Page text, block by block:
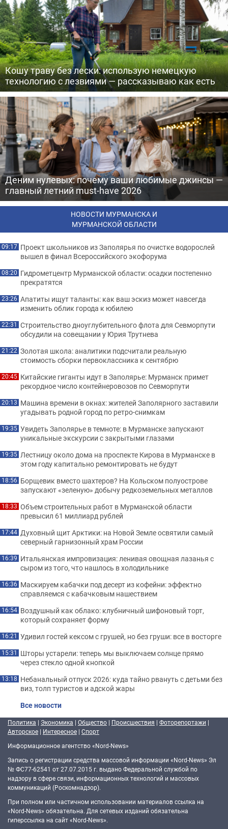
Кошу траву без лески: использую немецкую
технологию с лезвиями — рассказываю как есть
Деним нулевых: почему ваши любимые джинсы —
главный летний must-have 2026
НОВОСТИ МУРМАНСКА И
МУРМАНСКОЙ ОБЛАСТИ
09:17 Проект школьников из Заполярья по очистке водорослей
вышел в финал Всероссийского экофорума
08:20 Гидрометцентр Мурманской области: осадки постепенно
прекратятся
23:26 Апатиты ищут таланты: как ваш эскиз может навсегда
изменить облик города к юбилею
22:31 Строительство дноуглубительного флота для Севморпути
обсудили на совещании у Юрия Трутнева
21:22 Золотая школа: аналитики подсчитали реальную
стоимость сборки первоклассника к сентябрю
20:45 Китайские гиганты идут в Заполярье: Мурманск примет
рекордное число контейнеровозов по Севморпути
20:13 Машина времени в окнах: жителей Заполярного заставили
угадывать родной город по ретро-снимкам
19:35 Увидеть Заполярье в темноте: в Мурманске запускают
уникальные экскурсии с закрытыми глазами
19:35 Лестницу около дома на проспекте Кирова в Мурманске в
этом году капитально ремонтировать не будут
18:56 Борщевик вместо шахтеров? На Кольском полуострове
запускают «зеленую» добычу редкоземельных металлов
18:33 Объем строительных работ в Мурманской области
превысил 61 миллиард рублей
17:44 Духовный щит Арктики: на Новой Земле освятили самый
северный гарнизонный храм России
16:39 Итальянская импровизация: ленивая овощная лазанья с
сыром из того, что нашлось в холодильнике
16:36 Маскируем кабачки под десерт из кофейни: эффектно
справляемся с кабачковым нашествием
16:54 Воздушный как облако: клубничный шифоновый торт,
который сохраняет форму
16:21 Удивил гостей кексом с грушей, но без груши: все в восторге
15:31 Шторы устарели: теперь мы выключаем солнце прямо
через стекло одной кнопкой
13:18 Небанальный отпуск 2026: куда тайно рвануть с детьми без
виз, толп туристов и адской жары
Все новости
Политика | Экономика | Общество | Происшествия | Фоторепортажи |
Авторское | Интересное | Спорт
Информационное агентство «Nord-News»
Запись о регистрации средства массовой информации «Nord-News» Эл
№ ФС77-62541 от 27.07.2015 г. выдано Федеральной службой по
надзору в сфере связи, информационных технологий и массовых
коммуникаций (Роскомнадзор).
При полном или частичном использовании материалов ссылка на
«Nord-News» обязательна. Для сетевых изданий обязательна
гиперссылка на сайт «Nord-News».